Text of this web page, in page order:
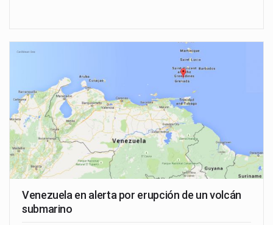
Venezuela en alerta por erupción de un volcán
submarino